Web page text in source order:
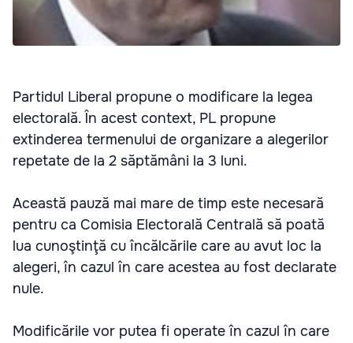
Partidul Liberal propune o modificare la legea
electorală. În acest context, PL propune
extinderea termenului de organizare a alegerilor
repetate de la 2 săptămâni la 3 luni.
Această pauză mai mare de timp este necesară
pentru ca Comisia Electorală Centrală să poată
lua cunoştinţă cu încălcările care au avut loc la
alegeri, în cazul în care acestea au fost declarate
nule.
Modificările vor putea fi operate în cazul în care